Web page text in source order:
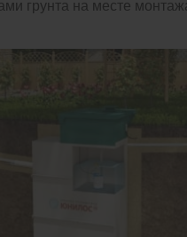
грунта на месте